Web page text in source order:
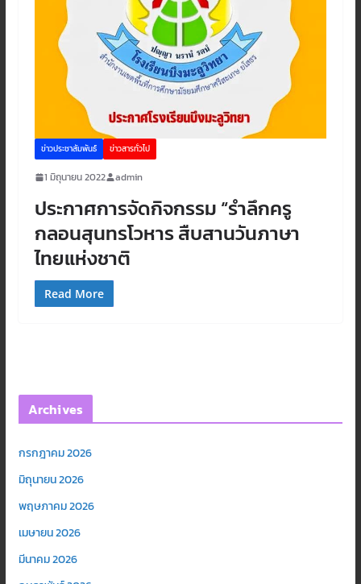
ข่าวประชาสัมพันธ์ ข่าวสารทั่วไป
1 มิถุนายน 2022 admin
ประกาศการจัดกิจกรรม “รำลึกครู
กลอนสุนทรโวหาร สืบสานวันภาษา
ไทยแห่งชาติ
Read More
Archives
กรกฎาคม 2026
มิถุนายน 2026
พฤษภาคม 2026
เมษายน 2026
มีนาคม 2026